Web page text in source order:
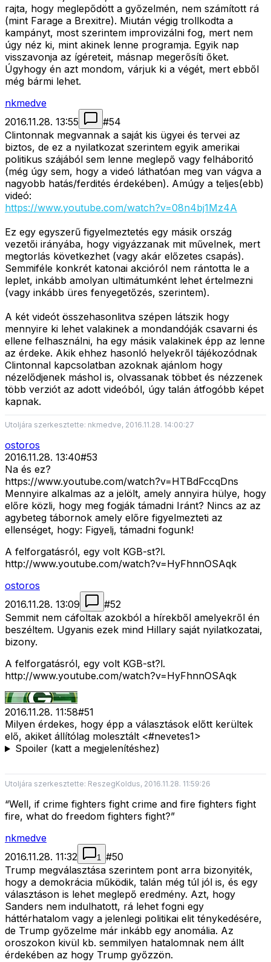
rajta, hogy meglepődött a győzelmén, nem számított rá
(mint Farage a Brexitre). Miután végig trollkodta a
kampányt, most szerintem improvizálni fog, mert nem
úgy néz ki, mint akinek lenne programja. Egyik nap
visszavonja az ígéreteit, másnap megerősíti őket.
Úgyhogy én azt mondom, várjuk ki a végét, mert ebből
még bármi lehet.
nkmedve
2016.11.28. 13:55
#54
Clintonnak megvannak a saját kis ügyei és tervei az
biztos, de ez a nyilatkozat szerintem egyik amerikai
politikus szájából sem lenne meglepő vagy felháboritó
(még úgy sem, hogy a videó láthatóan meg van vágva a
nagyobb hatás/ferdités érdekében). Amúgy a teljes(ebb)
videó:
https://www.youtube.com/watch?v=08n4bj1Mz4A
Ez egy egyszerű figyelmeztetés egy másik ország
vezetői irányába, hogy vigyázzanak mit művelnek, mert
megtorlás következhet (vagy akár előzetes csapás).
Semmiféle konkrét katonai akcióról nem rántotta le a
leplet, inkább amolyan ultimátumként lehet értelmezni
(vagy inkább üres fenyegetőzés, szerintem).
A két videót összehasonlitva szépen látszik hogy
mennyire ki lehet valakinek a mondandóják csavarni és
ellene felhasználni, ha egy másik valakinek épp az lenne
az érdeke. Akik ehhez hasonló helyekről tájékozódnak
Clintonnal kapcsolatban azoknak ajánlom hogy
nézelődjenek máshol is, olvassanak többet és nézzenek
több verziót az adott videóból, úgy talán átfogóbb képet
kapnak.
Utoljára szerkesztette: nkmedve, 2016.11.28. 14:00:27
ostoros
2016.11.28. 13:40#53
Na és ez?
https://www.youtube.com/watch?v=HTBdFccqDns
Mennyire alkalmas az a jelölt, amely annyira hülye, hogy
előre közli, hogy meg fogják támadni Iránt? Nincs az az
agybeteg tábornok amely előre figyelmezteti az
ellenséget, hogy: Figyelj, támadni fogunk!
A felforgatásról, egy volt KGB-st?l.
http://www.youtube.com/watch?v=HyFhnnOSAqk
ostoros
2016.11.28. 13:09
#52
Semmit nem cáfoltak azokból a hírekből amelyekről én
beszéltem. Ugyanis ezek mind Hillary saját nyilatkozatai,
bizony.
A felforgatásról, egy volt KGB-st?l.
http://www.youtube.com/watch?v=HyFhnnOSAqk
2016.11.28. 11:58#51
Milyen érdekes, hogy épp a választások előtt kerültek
elő, akiket állítólag molesztált <#nevetes1>
Spoiler (katt a megjelenítéshez)
Utoljára szerkesztette: ReszegKoldus, 2016.11.28. 11:59:26
“Well, if crime fighters fight crime and fire fighters fight
fire, what do freedom fighters fight?”
nkmedve
2016.11.28. 11:32
1 #50
Trump megválasztása szerintem pont arra bizonyiték,
hogy a demokrácia működik, talán még túl jól is, és egy
választáson is lehet meglepő eredmény. Azt, hogy
Sanders nem indulhatott, rá lehet fogni egy
háttérhatalom vagy a jelenlegi politikai elit ténykedésére,
de Trump győzelme már inkább egy anomália. Az
oroszokon kivül kb. semmilyen hatalomnak nem állt
érdekében az hogy Trump győzzön.